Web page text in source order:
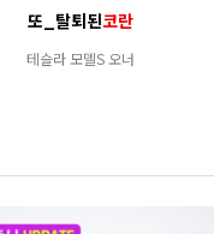
또_탈퇴된코란
테슬라 모델S 오너